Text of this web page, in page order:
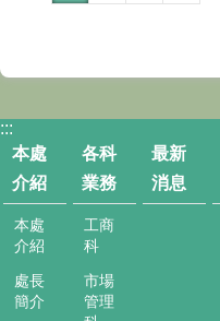
:::
本處
介紹
本處
介紹
處長
簡介
各科
業務
工商
科
市場
管理
最新
消息